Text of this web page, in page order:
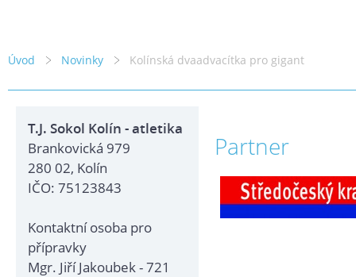
Úvod Novinky Kolínská dvaadvacítka pro gigant
T.J. Sokol Kolín - atletika
Brankovická 979
280 02, Kolín
IČO: 75123843
Kontaktní osoba pro
přípravky
Mgr. Jiří Jakoubek - 721
Partner